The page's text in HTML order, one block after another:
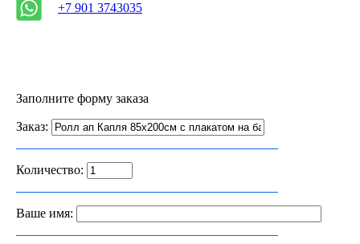
+7 901 3743035
Заполните форму заказа
Заказ:
Количество:
Ваше имя: